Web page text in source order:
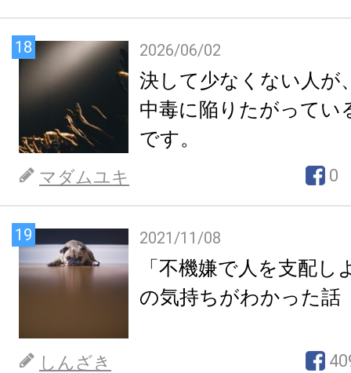
18 2026/06/02
決して少なくない人が
中毒に陥りたがってい
です。
マダムユキ 0
19 2021/11/08
「不機嫌で人を支配し
の気持ちがわかった話
しんざき